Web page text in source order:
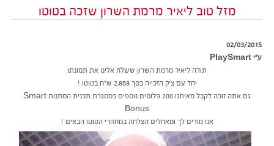
מזל טוב ליאיר מרמת השרון שזכה בטוטו
02/03/2015
ע״י PlaySmart
תודה ליאיר מרמת השרון ששלח אלינו את תמונתו
יחד עם צ’ק הזכייה בסך 2,868 ש”ח בטוטו !
גם אתה זוכה לקבל מאיתנו 200 פלוסים נוספים במסגרת תכנית המתנות Smart
Bonus
אנו מודים לך ומאחלים הצלחה במחזורי הטוטו הבאים !